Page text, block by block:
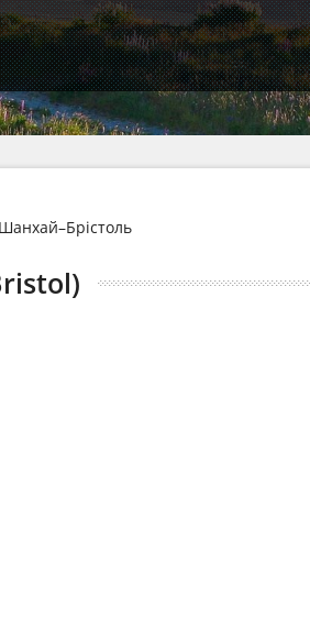
Шанхай–Брістоль